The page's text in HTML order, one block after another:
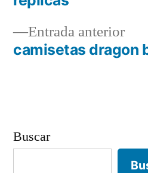
entradas
Entrada anterior
camisetas dragon
Buscar